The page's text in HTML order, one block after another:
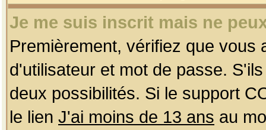
Je me suis inscrit mais ne
Premièrement, vérifiez que
d'utilisateur et mot de passe.
deux possibilités. Si le support
le lien J'ai moins de 13 ans au